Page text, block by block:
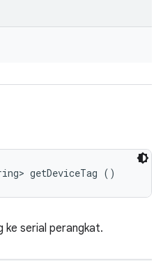
getDeviceTag ()
ke serial perangkat.